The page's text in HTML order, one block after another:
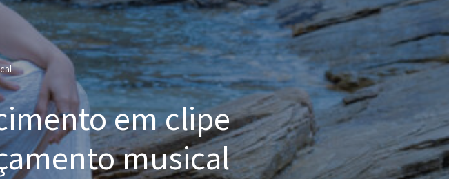
em clipe
musical